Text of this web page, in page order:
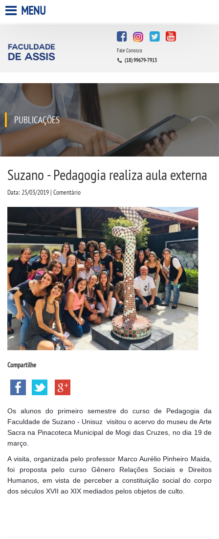
A FACULDADE
QUEM SOMOS
INFRAESTRUTURA
BIBLIOTECA
CPA
PROUNI
CURSOS
BACHARELADOS
LICENCIATURAS
VESTIBULAR
INSCREVA-SE
TRANSFERÊNCIA
SEGUNDA GRADUAÇÃO
MATRÍCULA
MENU
Fale Conosco
(18) 99679-7913
PUBLICAÇÕES
Suzano - Pedagogia realiza aula externa
Data: 25/03/2019 | Comentário
Compartilhe
Os alunos do primeiro semestre do curso de Pedagogia da
Faculdade de Suzano - Unisuz visitou o acervo do museu de Arte
Sacra na Pinacoteca Municipal de Mogi das Cruzes, no dia 19 de
março.
A visita, organizada pelo professor Marco Aurélio Pinheiro Maida,
foi proposta pelo curso Gênero Relações Sociais e Direitos
Humanos, em vista de perceber a constituição social do corpo
dos séculos XVII ao XIX mediados pelos objetos de culto.